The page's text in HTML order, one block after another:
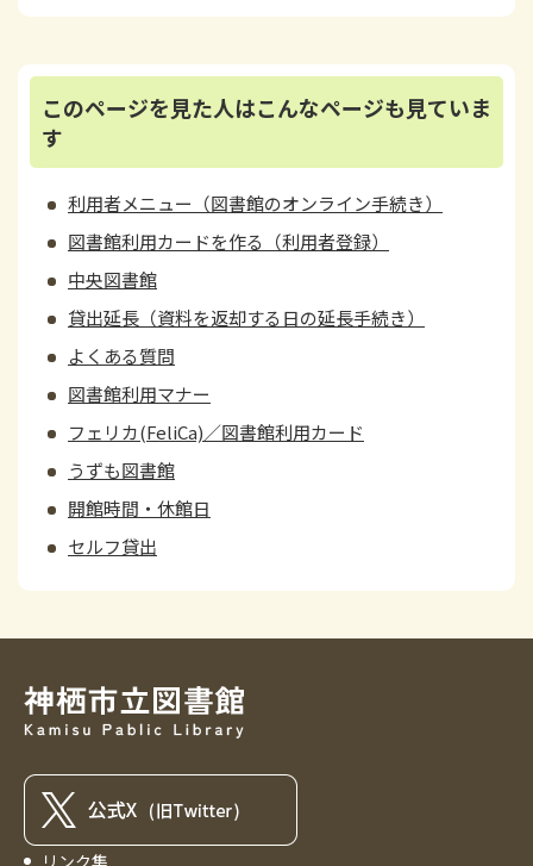
このページを見た人はこんなページも見ていま
す
利用者メニュー（図書館のオンライン手続き）
図書館利用カードを作る（利用者登録）
中央図書館
貸出延長（資料を返却する日の延長手続き）
よくある質問
図書館利用マナー
フェリカ(FeliCa)／図書館利用カード
うずも図書館
開館時間・休館日
セルフ貸出